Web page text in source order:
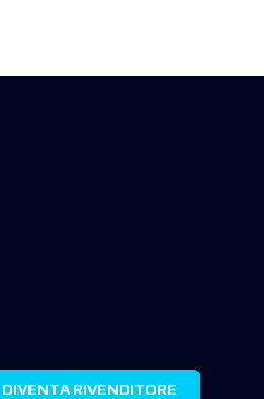
DIVENTA RIVENDITORE